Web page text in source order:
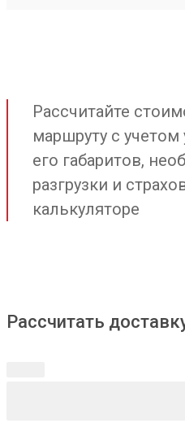
Рассчитайте
маршруту с учетом
его габаритов,
разгрузки и
калькуляторе
Рассчитать